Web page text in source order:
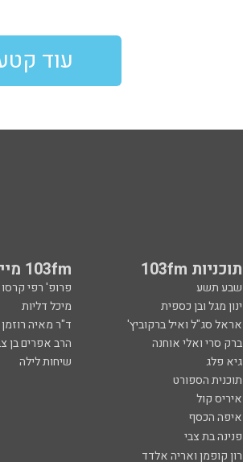
עוד
תוכניות 103fm 103fm מייעצים
שבע תשע פרופ' רפי קרסו
ינון מגל ובן כספית
מיכל דליות
אראל סג"ל ואיל ברקוביץ'
ד"ר מאיה רוזמן
ברק סרי ואלי אוחנה
הרב אפרים בן
גיא פלג
שיחות לילה
תוכנית הספורט
איריס קול
איפה הכסף
פנינה בת צבי
רון קופמן ואריה אלדד